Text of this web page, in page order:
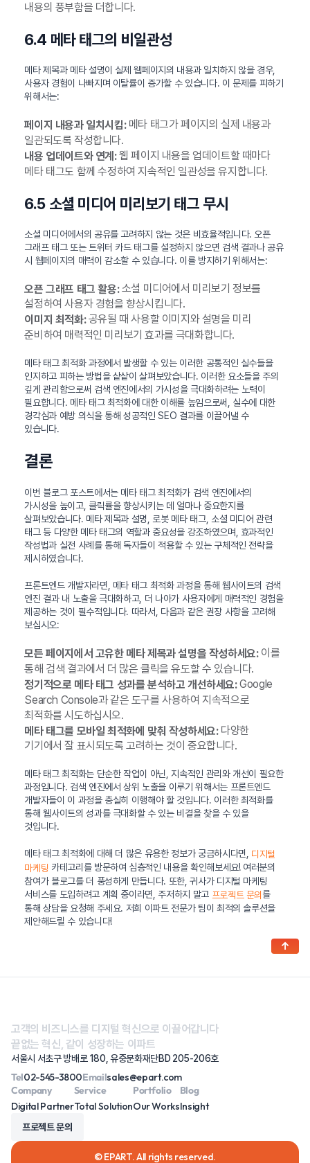
내용의 풍부함을 더합니다.
6.4 메타 태그의 비일관성
메타 제목과 메타 설명이 실제 웹페이지의 내용과 일치하지 않을 경우,
사용자 경험이 나빠지며 이탈률이 증가할 수 있습니다. 이 문제를 피하기
위해서는:
페이지 내용과 일치시킴:메타 태그가 페이지의 실제 내용과
일관되도록 작성합니다.
내용 업데이트와 연계:웹 페이지 내용을 업데이트할 때마다
메타 태그도 함께 수정하여 지속적인 일관성을 유지합니다.
6.5 소셜 미디어 미리보기 태그 무시
소셜 미디어에서의 공유를 고려하지 않는 것은 비효율적입니다. 오픈
그래프 태그 또는 트위터 카드 태그를 설정하지 않으면 검색 결과나 공유
시 웹페이지의 매력이 감소할 수 있습니다. 이를 방지하기 위해서는:
오픈 그래프 태그 활용:소셜 미디어에서 미리보기 정보를
설정하여 사용자 경험을 향상시킵니다.
이미지 최적화:공유될 때 사용할 이미지와 설명을 미리
준비하여 매력적인 미리보기 효과를 극대화합니다.
메타 태그 최적화 과정에서 발생할 수 있는 이러한 공통적인 실수들을
인지하고 피하는 방법을 샅샅이 살펴보았습니다. 이러한 요소들을 주의
깊게 관리함으로써 검색 엔진에서의 가시성을 극대화하려는 노력이
필요합니다. 메타 태그 최적화에 대한 이해를 높임으로써, 실수에 대한
경각심과 예방 의식을 통해 성공적인 SEO 결과를 이끌어낼 수
있습니다.
결론
이번 블로그 포스트에서는 메타 태그 최적화가 검색 엔진에서의
가시성을 높이고, 클릭률을 향상시키는 데 얼마나 중요한지를
살펴보았습니다. 메타 제목과 설명, 로봇 메타 태그, 소셜 미디어 관련
태그 등 다양한 메타 태그의 역할과 중요성을 강조하였으며, 효과적인
작성법과 실전 사례를 통해 독자들이 적용할 수 있는 구체적인 전략을
제시하였습니다.
프론트엔드 개발자라면, 메타 태그 최적화 과정을 통해 웹사이트의 검색
엔진 결과 내 노출을 극대화하고, 더 나아가 사용자에게 매력적인 경험을
제공하는 것이 필수적입니다. 따라서, 다음과 같은 권장 사항을 고려해
보십시오:
모든 페이지에서 고유한 메타 제목과 설명을 작성하세요:이를
통해 검색 결과에서 더 많은 클릭을 유도할 수 있습니다.
정기적으로 메타 태그 성과를 분석하고 개선하세요:Google
Search Console과 같은 도구를 사용하여 지속적으로
최적화를 시도하십시오.
메타 태그를 모바일 최적화에 맞춰 작성하세요:다양한
기기에서 잘 표시되도록 고려하는 것이 중요합니다.
메타 태그 최적화는 단순한 작업이 아닌, 지속적인 관리와 개선이 필요한
과정입니다. 검색 엔진에서 상위 노출을 이루기 위해서는 프론트엔드
개발자들이 이 과정을 충실히 이행해야 할 것입니다. 이러한 최적화를
통해 웹사이트의 성과를 극대화할 수 있는 비결을 찾을 수 있을
것입니다.
메타 태그 최적화에 대해 더 많은 유용한 정보가 궁금하시다면, 디지털
마케팅 카테고리를 방문하여 심층적인 내용을 확인해보세요! 여러분의
참여가 블로그를 더 풍성하게 만듭니다. 또한, 귀사가 디지털 마케팅
서비스를 도입하려고 계획 중이라면, 주저하지 말고 프로젝트 문의 를
통해 상담을 요청해 주세요. 저희 이파트 전문가 팀이 최적의 솔루션을
제안해드릴 수 있습니다!
고객의 비즈니스를 디지털 혁신으로 이끌어갑니다
끝없는 혁신, 같이 성장하는 이파트
서울시 서초구 방배로 180, 유중문화재단BD 205-206호
Tel02-545-3800Emailsales@epart.com
Company
Digital Partner
Service
Total Solution
Portfolio
Our Works
Blog
Insight
프로젝트 문의
© EPART. All rights reserved.
↑